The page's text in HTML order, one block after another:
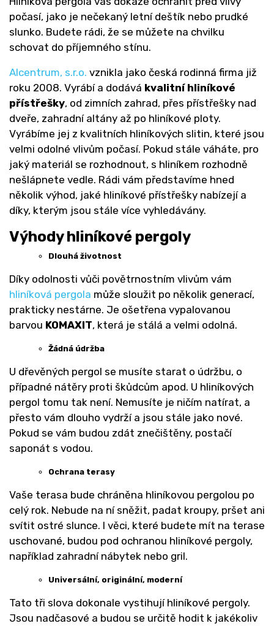
počasí, jako je nečekaný letní deštík nebo prudké
slunko. Budete rádi, že se můžete na chvilku
schovat do příjemného stínu.
Alcentrum, s.r.o. vznikla jako česká rodinná firma již
roku 2008. Vyrábí a dodává kvalitní hliníkové
přístřešky, od zimních zahrad, přes přístřešky nad
dveře, zahradní altány až po hliníkové ploty.
Vyrábíme jej z kvalitních hliníkových slitin, které jsou
velmi odolné vlivům počasí. Pokud stále váháte, pro
jaký materiál se rozhodnout, s hliníkem rozhodně
nešlápnete vedle. Rádi vám představíme hned
několik výhod, jaké hliníkové přístřešky nabízejí a
díky, kterým jsou stále více vyhledávány.
Výhody hliníkové pergoly
Dlouhá životnost
Díky odolnosti vůči povětrnostním vlivům vám
hliníková pergola může sloužit po několik generací,
prakticky nestárne. Je ošetřena vypalovanou
barvou KOMAXIT, která je stálá a velmi odolná.
Žádná údržba
U dřevěných pergol se musíte starat o údržbu, o
případné nátěry proti škůdcům apod. U hliníkových
pergol tomu tak není. Nemusíte je ničím natírat, a
přesto vám dlouho vydrží a jsou stále jako nové.
Pokud se vám budou zdát znečištěny, postačí
saponát s vodou.
Ochrana terasy
Vaše terasa bude chráněna hliníkovou pergolou po
celý rok. Nebude na ní sněžit, padat kroupy, pršet ani
svítit ostré slunce. I věci, které budete mít na terase
uschované, budou pod ochranou hliníkové pergoly,
například zahradní nábytek nebo gril.
Universální, originální, moderní
Tato tři slova dokonale vystihují hliníkové pergoly.
Jsou nadčasové a budou se určitě hodit k jakékoliv